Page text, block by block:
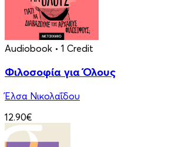
Audiobook • 1 Credit
Φιλοσοφία για Όλους
Έλσα Νικολαΐδου
12.90€